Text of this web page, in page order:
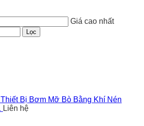
Giá cao nhất
Lọc
Thiết Bị Bơm Mỡ Bò Bằng Khí Nén
Liên hệ